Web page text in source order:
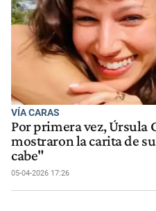
VÍA CARAS
Por primera vez, Úrsula
mostraron la carita de
cabe"
05-04-2026 17:26